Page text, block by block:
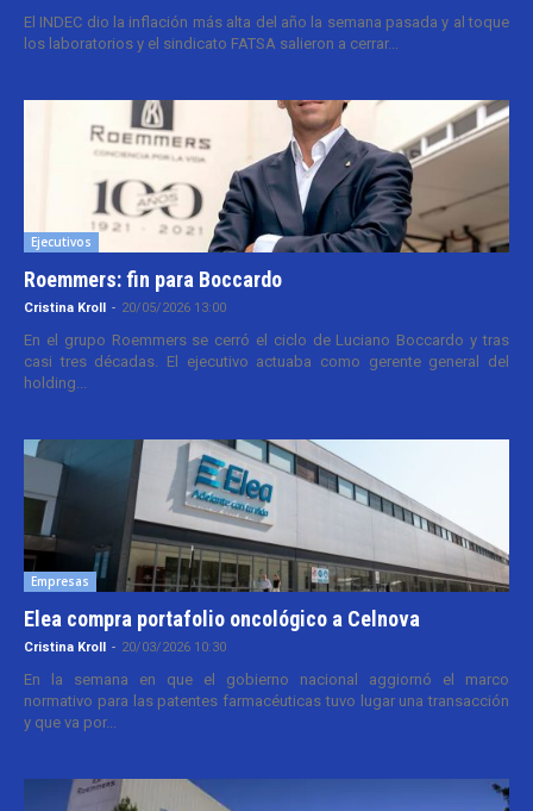
El INDEC dio la inflación más alta del año la semana pasada y al toque
los laboratorios y el sindicato FATSA salieron a cerrar...
Ejecutivos
Roemmers: fin para Boccardo
Cristina Kroll - 20/05/2026 13:00
En el grupo Roemmers se cerró el ciclo de Luciano Boccardo y tras
casi tres décadas. El ejecutivo actuaba como gerente general del
holding...
Empresas
Elea compra portafolio oncológico a Celnova
Cristina Kroll - 20/03/2026 10:30
En la semana en que el gobierno nacional aggiornó el marco
normativo para las patentes farmacéuticas tuvo lugar una transacción
y que va por...